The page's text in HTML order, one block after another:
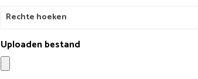
Uploaden bestand